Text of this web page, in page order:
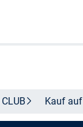
CLUB Kauf auf